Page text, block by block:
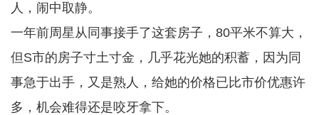
人，闹中取静。
一年前周星从同事接手了这套房子，80平米不算大，
但S市的房子寸土寸金，几乎花光她的积蓄，因为同
事急于出手，又是熟人，给她的价格已比市价优惠许
多，机会难得还是咬牙拿下。